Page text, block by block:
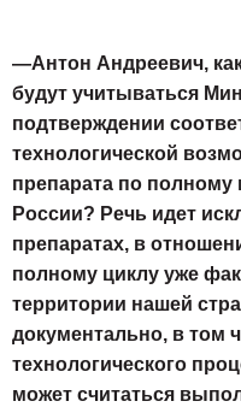
—Антон Андреевич,
будут учитываться
подтверждении
технологической
препарата по полному
России? Речь идет
препаратах, в
полному циклу уже
территории нашей
документально, в том
технологического
может считаться